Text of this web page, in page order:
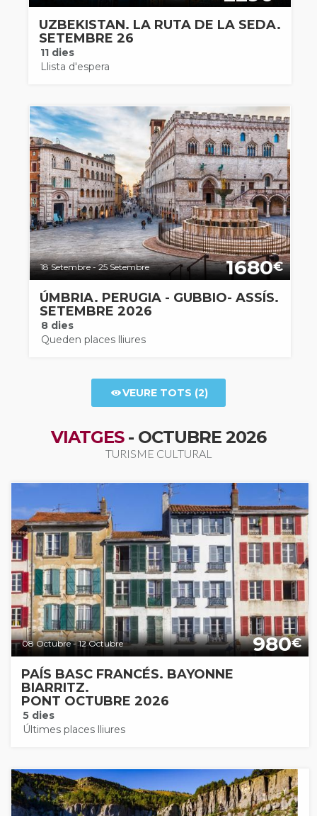
UZBEKISTAN. LA RUTA DE LA SEDA.
SETEMBRE 26
11 dies
Llista d'espera
18 Setembre - 25 Setembre 1680€
ÚMBRIA. PERUGIA - GUBBIO- ASSÍS.
SETEMBRE 2026
8 dies
Queden places lliures
VEURE TOTS (2)
VIATGES- OCTUBRE 2026
TURISME CULTURAL
08 Octubre - 12 Octubre 980€
PAÍS BASC FRANCÉS. BAYONNE
BIARRITZ.
PONT OCTUBRE 2026
5 dies
Últimes places lliures